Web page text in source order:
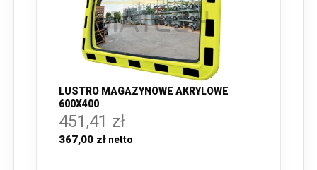
LUSTRO MAGAZYNOWE AKRYLOWE
600X400
451,41 zł
367,00 zł